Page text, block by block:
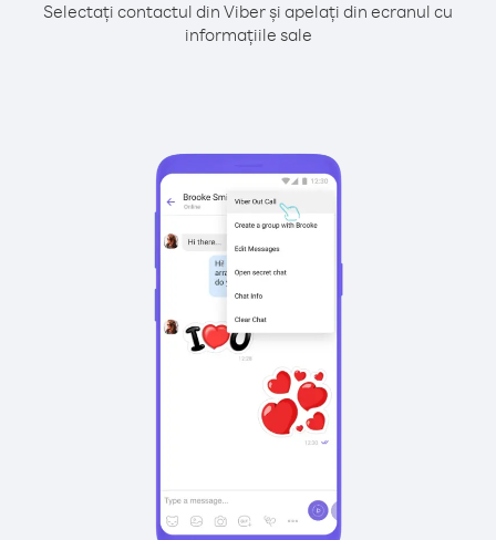
Selectați contactul din Viber și apelați din ecranul cu
informațiile sale